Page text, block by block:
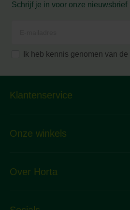
Schrijf je in voor onze nieuwsbrief
Ik heb kennis genomen van de
Klantenservice
Onze winkels
Over Horta